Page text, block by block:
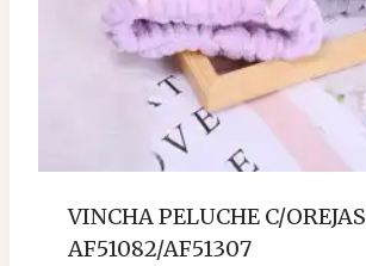
VINCHA PELUCHE C/OREJAS
AF51082/AF51307